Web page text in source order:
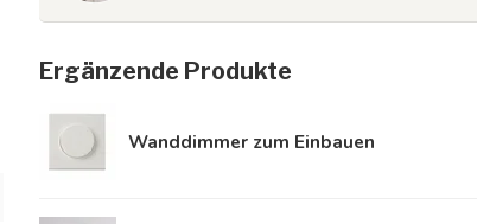
Ergänzende Produkte
Wanddimmer zum Einbauen